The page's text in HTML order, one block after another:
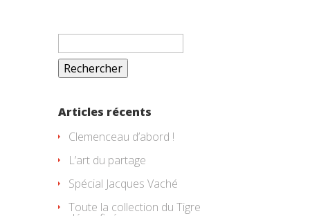
Rechercher :
Articles récents
Clemenceau d’abord !
L’art du partage
Spécial Jacques Vaché
Toute la collection du Tigre